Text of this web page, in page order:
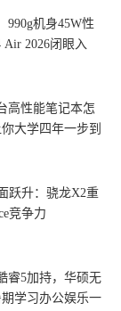
990g机身45W性
Air 2026闭眼入
高性能笔记本怎
大学四年一步到
跃升：骁龙X2重
竞争力
睿5加持，华硕无
期学习办公娱乐一